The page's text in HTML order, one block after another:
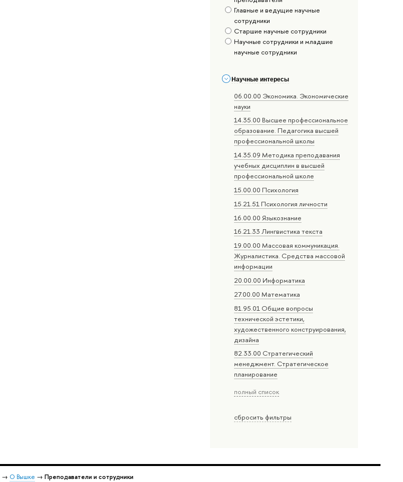
Главные и ведущие научные
сотрудники
Старшие научные сотрудники
Научные сотрудники и младшие
научные сотрудники
Научные интересы
06.00.00 Экономика. Экономические
науки
14.35.00 Высшее профессиональное
образование. Педагогика высшей
профессиональной школы
14.35.09 Методика преподавания
учебных дисциплин в высшей
профессиональной школе
15.00.00 Психология
15.21.51 Психология личности
16.00.00 Языкознание
16.21.33 Лингвистика текста
19.00.00 Массовая коммуникация.
Журналистика. Средства массовой
информации
20.00.00 Информатика
27.00.00 Математика
81.95.01 Общие вопросы
технической эстетики,
художественного конструирования,
дизайна
82.33.00 Стратегический
менеджмент. Стратегическое
планирование
полный список
сбросить фильтры
→ О Вышке → Преподаватели и сотрудники